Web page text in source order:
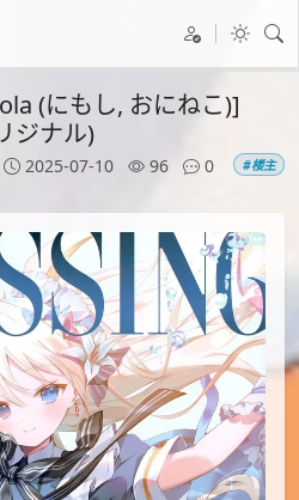
(にもし, おにねこ)]
ジナル)
2025-07-10 96
0
#楼主